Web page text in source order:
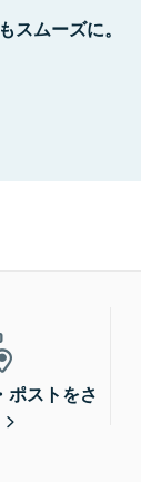
スムーズに。
ポストをさ